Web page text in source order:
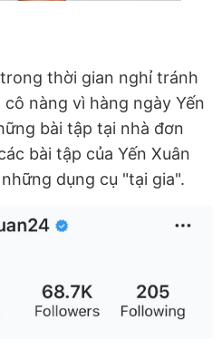
thời gian nghỉ tránh
nàng vì hàng ngày Yến
bài tập tại nhà đơn
bài tập của Yến Xuân
dụng cụ "tại gia".